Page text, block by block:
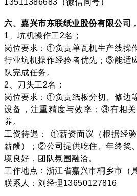
六、嘉兴市东联纸业股份有限公司
1、坑机操作工2名；
岗位要求：①负责单瓦机生产线操
行业坑机操作经验者优先；③能适
队完成任务。
2、刀头工2名；
岗位要求：①负责纸板分切、修边
设备，注重精度与效率；③有相
养。
工资待遇： ①薪资面议（根据经
薪酬）；②公司提供吃住、年终奖
境良好，团队氛围融洽。
工作地点：浙江省嘉兴市桐乡市（
联系人：刘经理13650127816